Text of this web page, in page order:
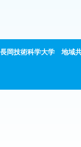
長岡技術科学大学 地域